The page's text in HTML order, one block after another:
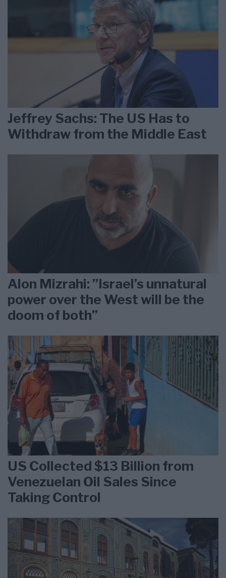
Jeffrey Sachs: The US Has to
Withdraw from the Middle East
Alon Mizrahi: ”Israel’s unnatural
power over the West will be the
doom of both”
US Collected $13 Billion from
Venezuelan Oil Sales Since
Taking Control